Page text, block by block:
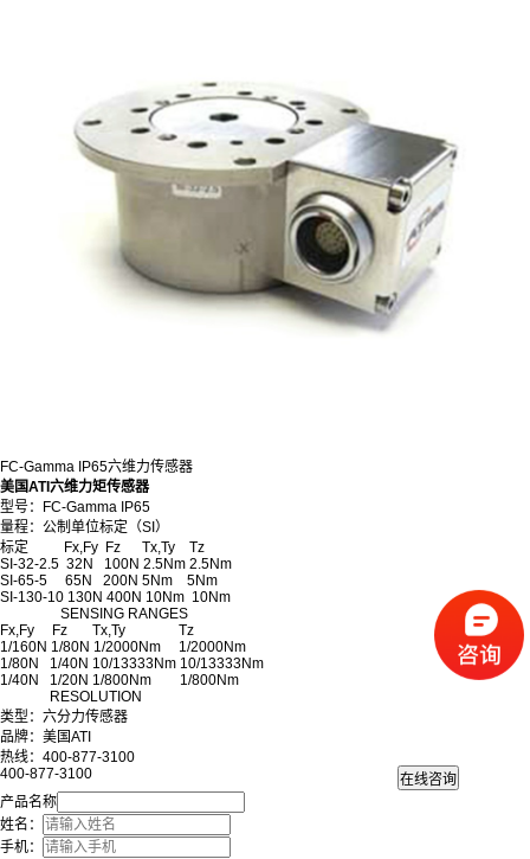
FC-Gamma IP65六维力传感器
美国ATI六维力矩传感器
型号：FC-Gamma IP65
量程：公制单位标定（SI）
标定 Fx,Fy Fz Tx,Ty Tz
SI-32-2.5 32N 100N 2.5Nm 2.5Nm
SI-65-5 65N 200N 5Nm 5Nm
SI-130-10 130N 400N 10Nm 10Nm
SENSING RANGES
Fx,Fy Fz Tx,Ty Tz
1/160N 1/80N 1/2000Nm 1/2000Nm
1/80N 1/40N 10/13333Nm 10/13333Nm
1/40N 1/20N 1/800Nm 1/800Nm
RESOLUTION
类型：六分力传感器
品牌：美国ATI
热线：400-877-3100
400-877-3100
产品名称
姓名：
手机：